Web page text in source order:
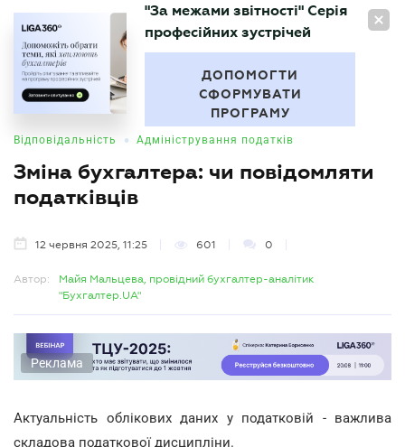
UA
БУХГАЛТЕР
"За межами звітності" Серія
професійних зустрічей
ДОПОМОГТИ
СФОРМУВАТИ
ПРОГРАМУ
Відповідальність • Адміністрування податків
Зміна бухгалтера: чи повідомляти
податківців
12 червня 2025, 11:25 601 0
Автор:
Майя Мальцева, провідний бухгалтер-аналітик
"Бухгалтер.UA"
Реклама
Актуальність облікових даних у податковій - важлива
складова податкової дисципліни.